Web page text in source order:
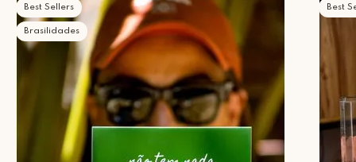
Best Sellers
Brasilidades
Best